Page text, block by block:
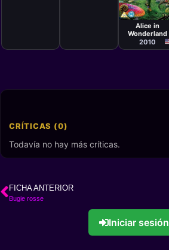
Película
Tim Burton
Alice in
Wonderland
2010
CRÍTICAS (0)
Todavía no hay más críticas.
FICHA ANTERIOR
Bugie rosse
Iniciar sesión